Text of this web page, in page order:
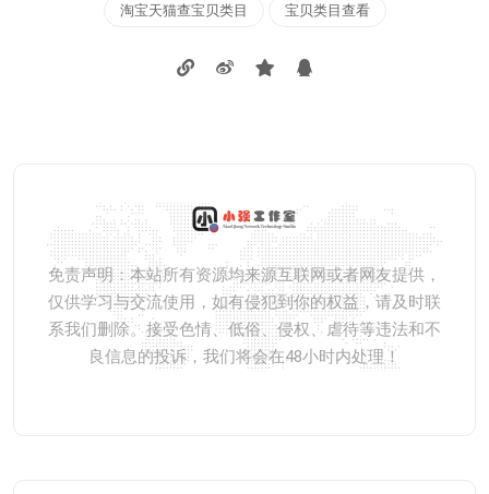
淘宝天猫查宝贝类目 宝贝类目查看
免责声明：本站所有资源均来源互联网或者网友提供，
仅供学习与交流使用，如有侵犯到你的权益，请及时联
系我们删除。接受色情、低俗、侵权、虐待等违法和不
良信息的投诉，我们将会在48小时内处理！